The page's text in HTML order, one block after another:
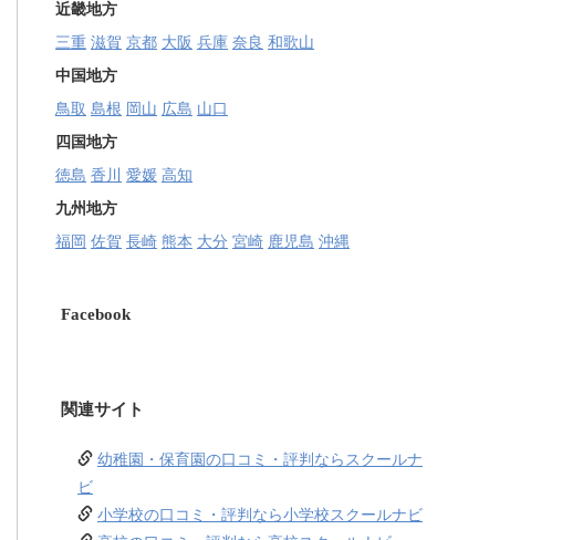
近畿地方
三重 滋賀 京都 大阪 兵庫 奈良 和歌山
中国地方
鳥取 島根 岡山 広島 山口
四国地方
徳島 香川 愛媛 高知
九州地方
福岡 佐賀 長崎 熊本 大分 宮崎 鹿児島 沖縄
Facebook
関連サイト
幼稚園・保育園の口コミ・評判ならスクールナ
ビ
小学校の口コミ・評判なら小学校スクールナビ